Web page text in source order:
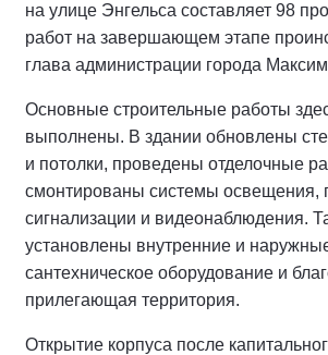
на улице Энгельса составляет 98
работ на завершающем этапе
глава администрации города
Основные строительные работы
выполнены. В здании обновлены
и потолки, проведены отделочные
смонтированы системы освещения,
сигнализации и видеонаблюдения.
установлены внутренние и
сантехническое оборудование и
прилегающая территория.
Открытие корпуса после